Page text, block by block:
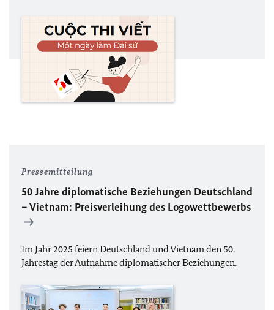
Pressemitteilung
50 Jahre diplomatische Beziehungen Deutschland
– Vietnam: Preisverleihung des Logowettbewerbs
ImJahr 2025 feiernDeutschland und Vietnam den 50.
Jahrestag der Aufnahme diplomatischer Beziehungen.